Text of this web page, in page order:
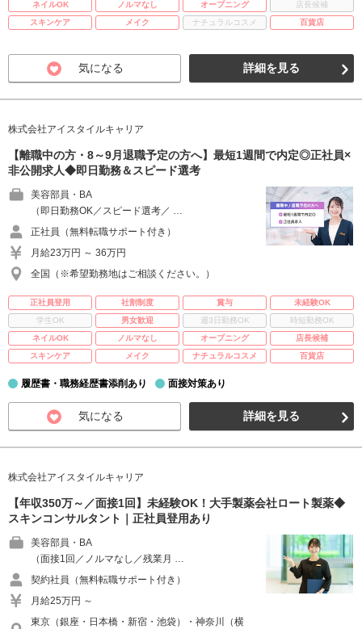
ネイルOK ノルマなし オープニング
店長候補
スキンケア
メイク ナチュラルコスメ 百貨店
気になる 詳細を見る
株式会社アイスタイルキャリア
【離職中の方・8～9月退職予定の方へ】最短1週間で内定◎正社員×
非公開求人◆即日勤務＆スピード選考
美容部員・BA
（即日勤務OK／スピード選考／ …
正社員（無料転職サポート付き）
月給23万円 ～ 36万円
全国（※希望勤務地はご相談ください。）
正社員登用 社割制度 賞与
未経験OK
学生OK
男女歓迎 週3日勤務OK
時短勤務OK
ネイルOK
ノルマなし オープニング
店長候補
スキンケア
メイク ナチュラルコスメ 百貨店
履歴書・職務経歴書添削あり 面接対策あり
気になる 詳細を見る
株式会社アイスタイルキャリア
【年収350万～／面接1回】未経験OK！大手製薬会社ロート製薬◆
スキンコンサルタント｜正社員登用あり
美容部員・BA
（面接1回／ノルマなし／残業月 …
契約社員（無料転職サポート付き）
月給25万円 ～
東京（銀座・日本橋・新宿・池袋）・神奈川（横